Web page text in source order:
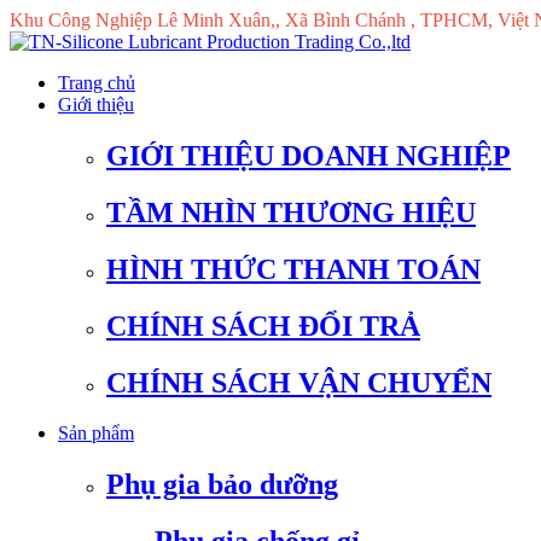
Khu Công Nghiệp Lê Minh Xuân,, Xã Bình Chánh , TPHCM, Việt
Trang chủ
Giới thiệu
GIỚI THIỆU DOANH NGHIỆP
TẦM NHÌN THƯƠNG HIỆU
HÌNH THỨC THANH TOÁN
CHÍNH SÁCH ĐỔI TRẢ
CHÍNH SÁCH VẬN CHUYỂN
Sản phẩm
Phụ gia bảo dưỡng